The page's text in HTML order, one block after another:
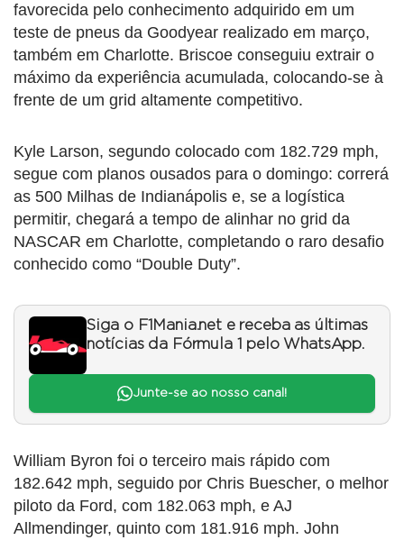
favorecida pelo conhecimento adquirido em um
teste de pneus da Goodyear realizado em março,
também em Charlotte. Briscoe conseguiu extrair o
máximo da experiência acumulada, colocando-se à
frente de um grid altamente competitivo.
Kyle Larson, segundo colocado com 182.729 mph,
segue com planos ousados para o domingo: correrá
as 500 Milhas de Indianápolis e, se a logística
permitir, chegará a tempo de alinhar no grid da
NASCAR em Charlotte, completando o raro desafio
conhecido como “Double Duty”.
Siga o F1Mania.net e receba as últimas
notícias da Fórmula 1 pelo WhatsApp.
Junte-se ao nosso canal!
William Byron foi o terceiro mais rápido com
182.642 mph, seguido por Chris Buescher, o melhor
piloto da Ford, com 182.063 mph, e AJ
Allmendinger, quinto com 181.916 mph. John